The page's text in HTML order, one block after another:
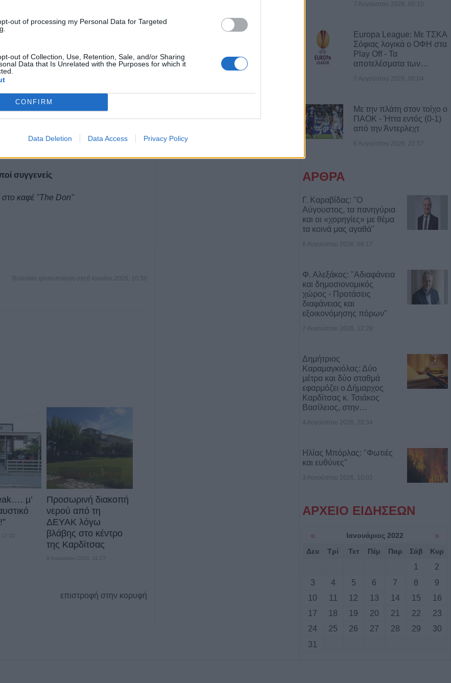
out of processing my Personal Data for Targeted
out of Collection, Use, Retention, Sale, and/or Sharing
Data that Is Unrelated with the Purposes for which it
CONFIRM
Data Deletion Data Access Privacy Policy
ενώσουν μαζί μας δεήσεις προς τον
και Αικατερίνη, Αλεξάνδρα, Περικλής
συγγενείς
καφέ "The Don"
Τελευταία τροποποίηση στις6 Ιουνίου 2026, 10:50
μ’
Προσωρινή διακοπή
νερού από τη
ΔΕΥΑΚ λόγω
βλάβης στο κέντρο
της Καρδίτσας
8 Αυγούστου 2026, 11:27
επιστροφή στην κορυφή
ρεύματος στη Φαρκαδόνα – 1.500
ευρώ και κοσμήματα
“Take a break…. μ’ έναν
απολαυστικό king coffee!”
απώλεια του Λεωνίδα Μητρίτσα
8 Αυγούστου 2026, 12:04
7 Αυγούστου 2026, 00:10
Europa League: Με ΤΣΚΑ
Σόφιας λογικά ο ΟΦΗ στα
Play Off - Τα
αποτελέσματα των…
7 Αυγούστου 2026, 00:04
Με την πλάτη στον τοίχο ο
ΠΑΟΚ - Ήττα εντός (0-1)
από την Άντερλεχτ
6 Αυγούστου 2026, 22:57
ΑΡΘΡΑ
Γ. Καραβίδας: "Ο
Αύγουστος, τα πανηγύρια
και οι «χορηγίες» με θέμα
τα κοινά μας αγαθά"
8 Αυγούστου 2026, 08:17
Φ. Αλεξάκος: "Αδιαφάνεια
και δημοσιονομικός
χώρος - Προτάσεις
διαφάνειας και
εξοικονόμησης πόρων"
7 Αυγούστου 2026, 12:29
Δημήτριος
Καραμαγκιόλας: Δύο
μέτρα και δύο σταθμά
εφαρμόζει ο Δήμαρχος
Καρδίτσας κ. Τσιάκος
Βασίλειος, στην…
4 Αυγούστου 2026, 20:34
Ηλίας Μπόρλας: "Φωτιές
και ευθύνες"
3 Αυγούστου 2026, 10:02
ΑΡΧΕΙΟ ΕΙΔΗΣΕΩΝ
« Ιανουάριος 2022 »
Δευ Τρί Τετ Πέμ Παρ Σάβ Κυρ
1
2
3
4 5 6 7 8
9
10
11 12 13 14 15
16
17
18 19 20 21 22
23
24
25 26 27 28 29
30
31